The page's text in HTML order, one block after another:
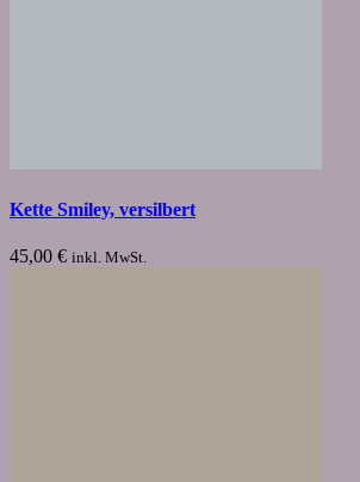
Kette Smiley, versilbert
45,00 € inkl. MwSt.